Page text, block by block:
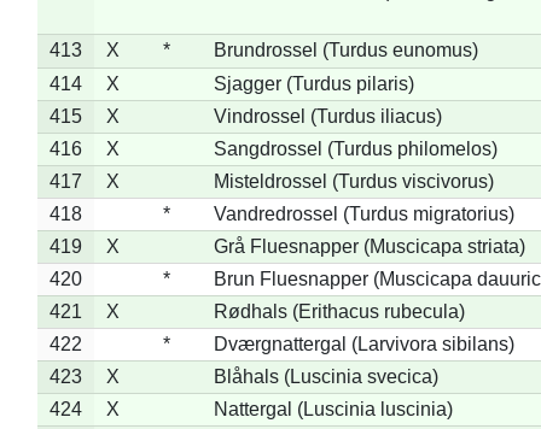
413 X *
Brundrossel (Turdus eunomus)
414
X
Sjagger (Turdus pilaris)
415
X
Vindrossel (Turdus iliacus)
416
X
Sangdrossel (Turdus philomelos)
417
X
Misteldrossel (Turdus viscivorus)
418
*
Vandredrossel (Turdus migratorius)
419
X
Grå Fluesnapper (Muscicapa striata)
420
*
Brun Fluesnapper (Muscicapa
421
X
Rødhals (Erithacus rubecula)
422
*
Dværgnattergal (Larvivora sibilans)
423
X
Blåhals (Luscinia svecica)
424
X
Nattergal (Luscinia luscinia)